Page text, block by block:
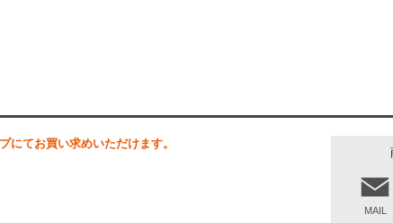
MAIL
にてお買い求めいただけます。